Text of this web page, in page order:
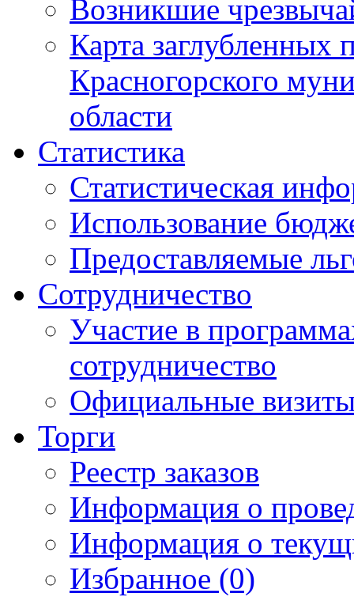
Возникшие
Карта
Красногорского
области
Статистика
Статистическая
Использование
Предоставляемые
Сотрудничество
Участие в
сотрудничество
Официальные
Торги
Реестр заказов
Информация о
Информация о
Избранное (0)